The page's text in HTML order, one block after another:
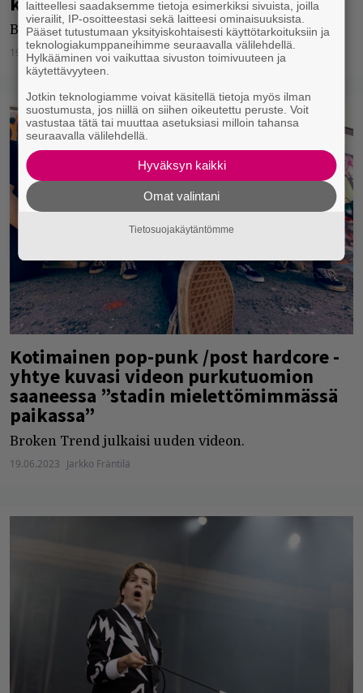
Black Magic Six julkaisi uuden singlen.
19.06.2023 Jarkko Fräntilä
Kotimainen pop-punk /post hardcore -
yhtye kuvasi videon purkutuomion
saaneessa ”stadin mielettömimmässä
paikassa”
Broken Trend julkaisi uuden videon.
19.06.2023 Jarkko Fräntilä
laitteellesi saadaksemme tietoja esimerkiksi sivuista, joilla
vierailit, IP-osoitteestasi sekä laitteesi ominaisuuksista.
Pääset tutustumaan yksityiskohtaisesti käyttötarkoituksiin ja
teknologiakumppaneihimme seuraavalla välilehdellä.
Hylkääminen voi vaikuttaa sivuston toimivuuteen ja
käytettävyyteen.
Jotkin teknologiamme voivat käsitellä tietoja myös ilman
suostumusta, jos niillä on siihen oikeutettu peruste. Voit
vastustaa tätä tai muuttaa asetuksiasi milloin tahansa
seuraavalla välilehdellä.
Hyväksyn kaikki
Omat valintani
Tietosuojakäytäntömme